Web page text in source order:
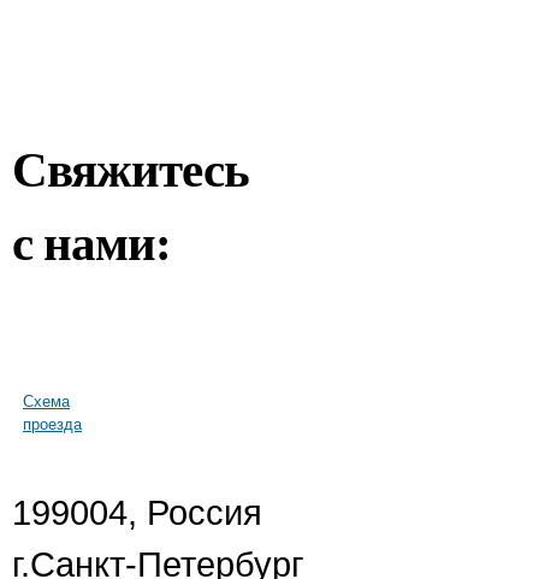
Свяжитесь
с нами:
Схема
проезда
199004, Россия
г.Санкт-Петербург